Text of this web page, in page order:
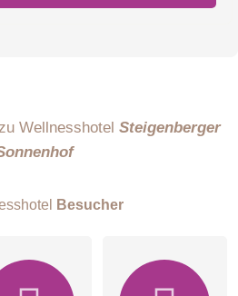
Wellnesshotel Steigenberger
Besucher